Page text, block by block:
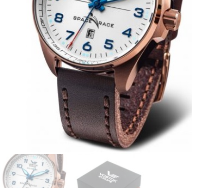
CANGO & RINALDI
CANGO & RINALDI CHARM
CANGO&RINALDI KARÓRÁK
DIVAT KARÓRÁK (Curren, Oulm,Naviforce, D-